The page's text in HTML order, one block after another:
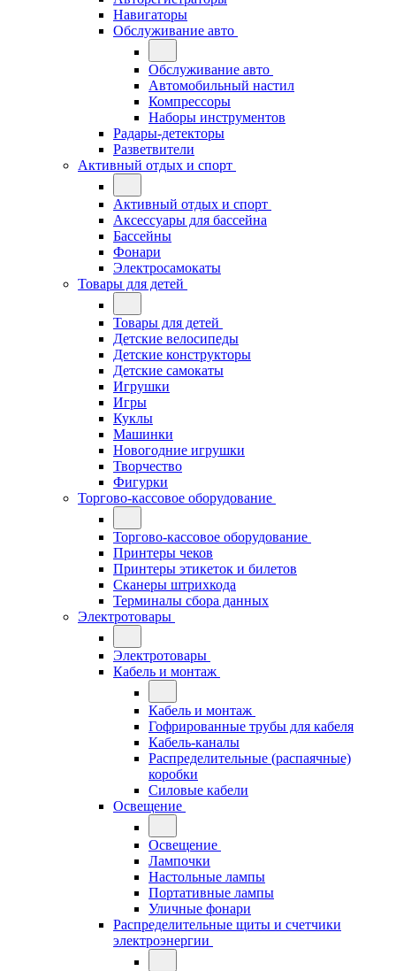
Навигаторы
Обслуживание авто
Обслуживание авто
Автомобильный настил
Компрессоры
Наборы инструментов
Радары-детекторы
Разветвители
Активный отдых и спорт
Активный отдых и спорт
Аксессуары для бассейна
Бассейны
Фонари
Электросамокаты
Товары для детей
Товары для детей
Детские велосипеды
Детские конструкторы
Детские самокаты
Игрушки
Игры
Куклы
Машинки
Новогодние игрушки
Творчество
Фигурки
Торгово-кассовое оборудование
Торгово-кассовое оборудование
Принтеры чеков
Принтеры этикеток и билетов
Сканеры штрихкода
Терминалы сбора данных
Электротовары
Электротовары
Кабель и монтаж
Кабель и монтаж
Гофрированные трубы для кабеля
Кабель-каналы
Распределительные (распаячные)
коробки
Силовые кабели
Освещение
Освещение
Лампочки
Настольные лампы
Портативные лампы
Уличные фонари
Распределительные щиты и счетчики
электроэнергии